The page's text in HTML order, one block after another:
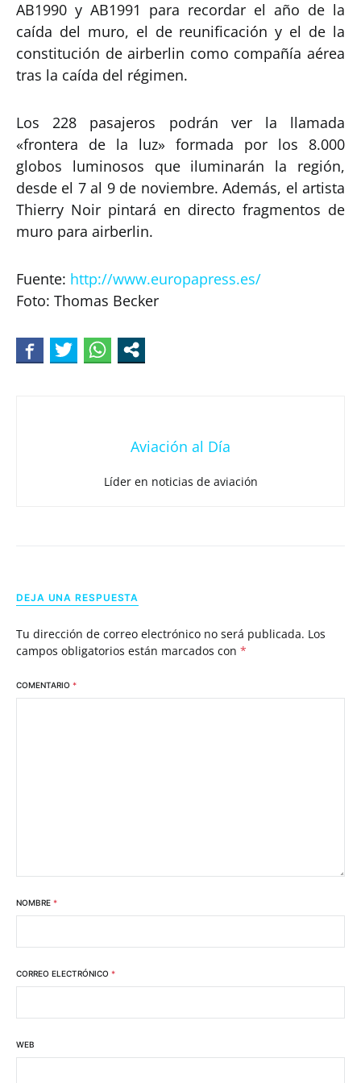
AB1990 y AB1991 para recordar el año de la
caída del muro, el de reunificación y el de la
constitución de airberlin como compañía aérea
tras la caída del régimen.
Los 228 pasajeros podrán ver la llamada
«frontera de la luz» formada por los 8.000
globos luminosos que iluminarán la región,
desde el 7 al 9 de noviembre. Además, el artista
Thierry Noir pintará en directo fragmentos de
muro para airberlin.
Fuente: http://www.europapress.es/
Foto: Thomas Becker
Aviación al Día
Líder en noticias de aviación
DEJA UNA RESPUESTA
Tu dirección de correo electrónico no será publicada. Los
campos obligatorios están marcados con *
COMENTARIO *
NOMBRE *
CORREO ELECTRÓNICO *
WEB